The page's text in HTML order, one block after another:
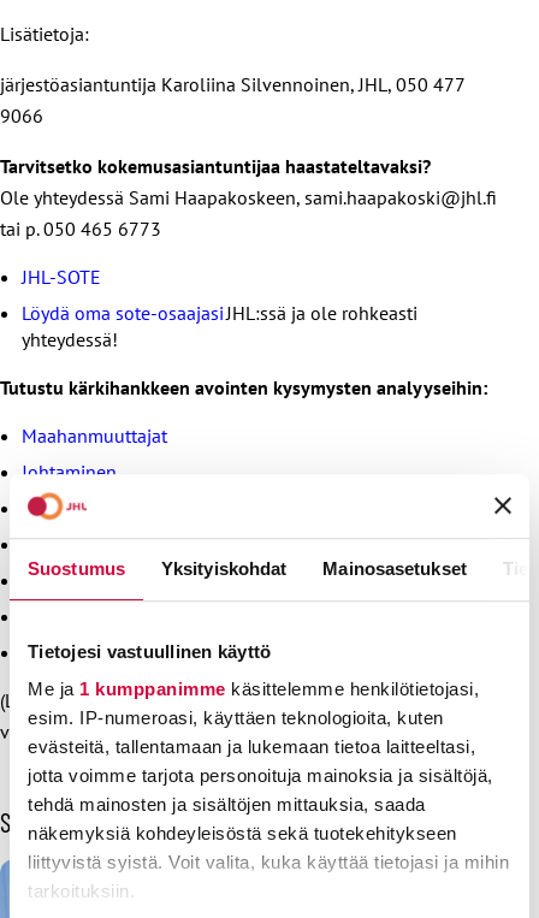
Suostumus Yksityiskohdat Mainosasetukset
Tietojesi vastuullinen käyttö
Me ja 1 kumppanimme käsittelemme henkilötietojasi,
esim. IP-numeroasi, käyttäen teknologioita, kuten
evästeitä, tallentamaan ja lukemaan tietoa laitteeltasi,
jotta voimme tarjota personoituja mainoksia ja sisältöjä,
tehdä mainosten ja sisältöjen mittauksia, saada
näkemyksiä kohdeyleisöstä sekä tuotekehitykseen
liittyvistä syistä. Voit valita, kuka käyttää tietojasi ja mihin
tarkoituksiin.
Lisätietoja:
järjestöasiantuntija Karoliina Silvennoinen, JHL, 050 477
9066
Tarvitsetko kokemusasiantuntijaa haastateltavaksi?
Ole yhteydessä Sami Haapakoskeen, sami.haapakoski@jhl.fi
tai p. 050 465 6773
JHL-SOTE
Löydä oma sote-osaajasi JHL:ssä ja ole rohkeasti
yhteydessä!
Tutustu kärkihankkeen avointen kysymysten analyyseihin:
Maahanmuuttajat
Johtaminen
Koulutus
Palkkaus
Työkyky, työhyvinvointi ja osa-aikatyö
Tukipalvelut ja avustava henkilöstö
(Lihavoidut lainaukset on poimittu jäsenkyselyn avoimista
vastauksista.)
Sinua voisi kiinnostaa myös